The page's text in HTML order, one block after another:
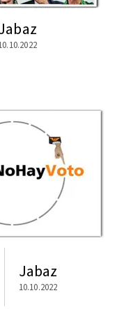
Jabaz
10.10.2022